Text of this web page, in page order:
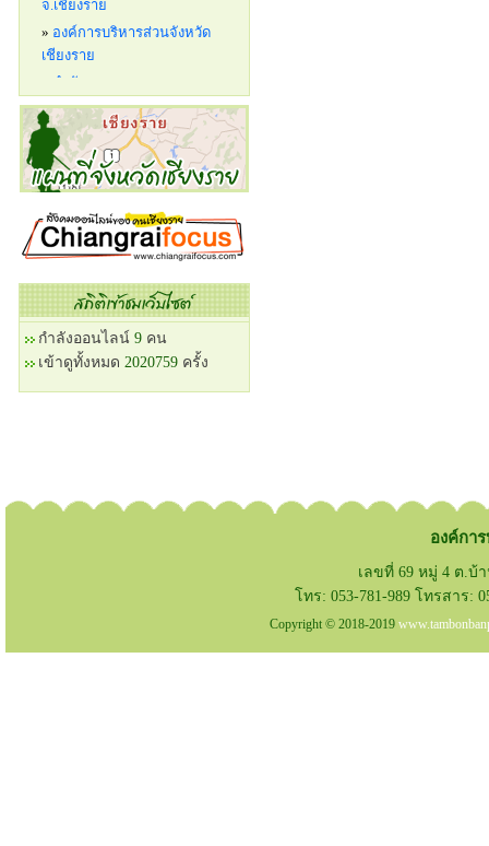
กำลังออนไลน์9 คน
เข้าดูทั้งหมด2020759 ครั้ง
องค์กา
เลขที่ 69 หมู่ 4 ต.บ้า
โทร: 053-781-989 โทรสาร:
Copyright © 2018-2019